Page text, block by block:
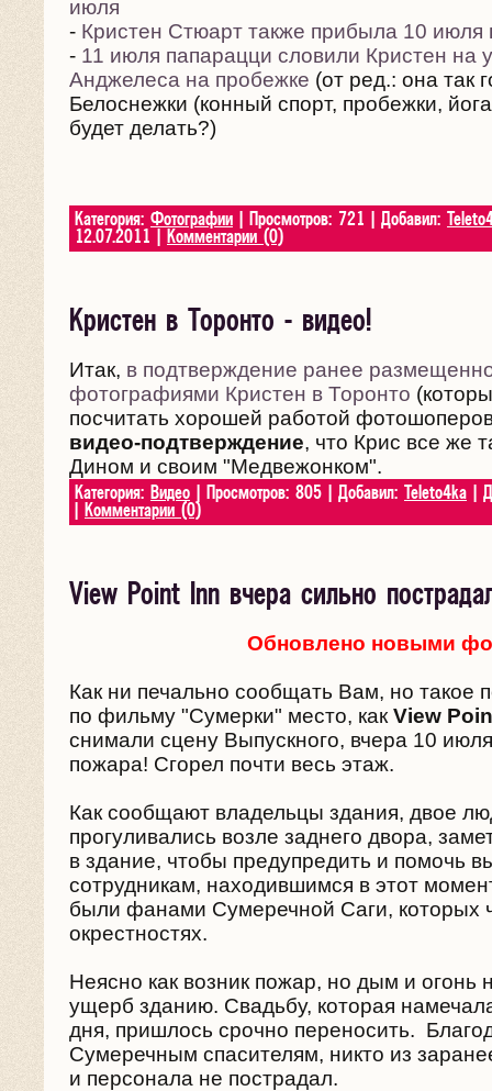
июля
- Кристен Стюарт также прибыла 10 июля
- 11 июля папарацци словили Кристен на
Анджелеса на пробежке (от ред.: она так
Белоснежки (конный спорт, пробежки,
будет делать?)
Категория: Фотографии | Просмотров: 721 | Добавил:
12.07.2011
Комментарии (0)
Кристен в Торонто - видео!
Итак, в подтверждение ранее
фотографиями Кристен в Торонто
посчитать хорошей работой
видео-подтверждение, что Крис все же
Дином и своим "Медвежонком".
Категория: Видео | Просмотров: 805 | Добавил: Teleto4ka |
Комментарии (0)
View Point Inn вчера сильно
Обновлено новыми
Как ни печально сообщать Вам, но такое
по фильму "Сумерки" место, как View
снимали сцену Выпускного, вчера 10
пожара! Сгорел почти весь этаж.
Как сообщают владельцы здания, двое
прогуливались возле заднего двора,
в здание, чтобы предупредить и помочь
сотрудникам, находившимся в этот
были фанами Сумеречной Саги, которых
окрестностях.
Неясно как возник пожар, но дым и огонь
ущерб зданию. Свадьбу, которая
дня, пришлось срочно переносить.
Сумеречным спасителям, никто из
и персонала не пострадал.